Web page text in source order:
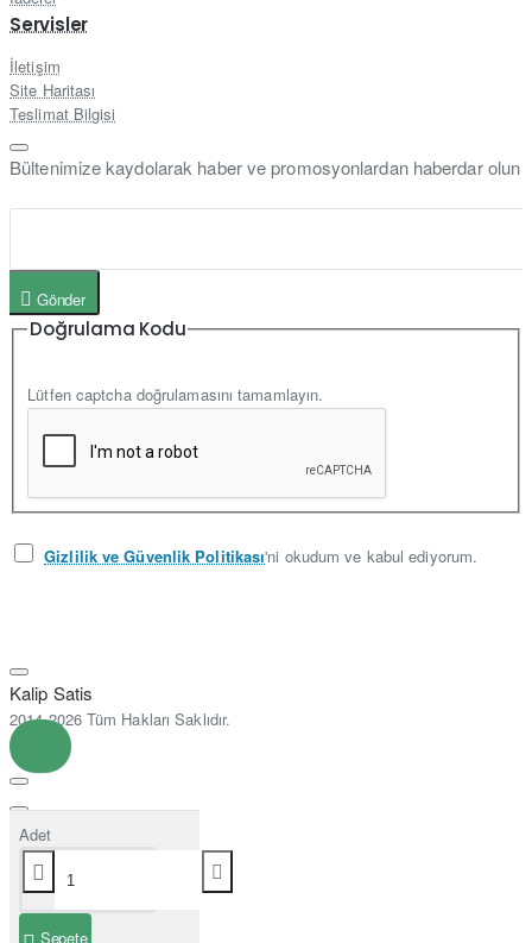
Adet
Sepete
Servisler
İletişim
Site Haritası
Teslimat Bilgisi
Bültenimize kaydolarak haber ve promosyonlardan haberdar olun
Gönder
Doğrulama Kodu
Lütfen captcha doğrulamasını tamamlayın.
Gizlilik ve Güvenlik Politikası'ni okudum ve kabul ediyorum.
Kalip Satis
2014-2026 Tüm Hakları Saklıdır.